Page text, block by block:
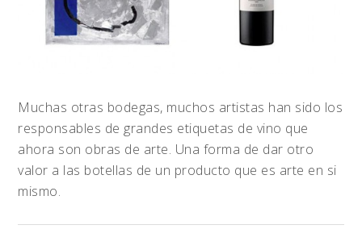
Muchas otras bodegas, muchos artistas han sido los
responsables de grandes etiquetas de vino que
ahora son obras de arte. Una forma de dar otro
valor a las botellas de un producto que es arte en si
mismo.